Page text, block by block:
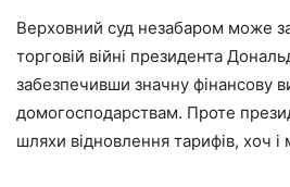
Верховний суд незабаром може
торговій війні президента
забезпечивши значну фінансову
домогосподарствам. Проте
шляхи відновлення тарифів, хоч